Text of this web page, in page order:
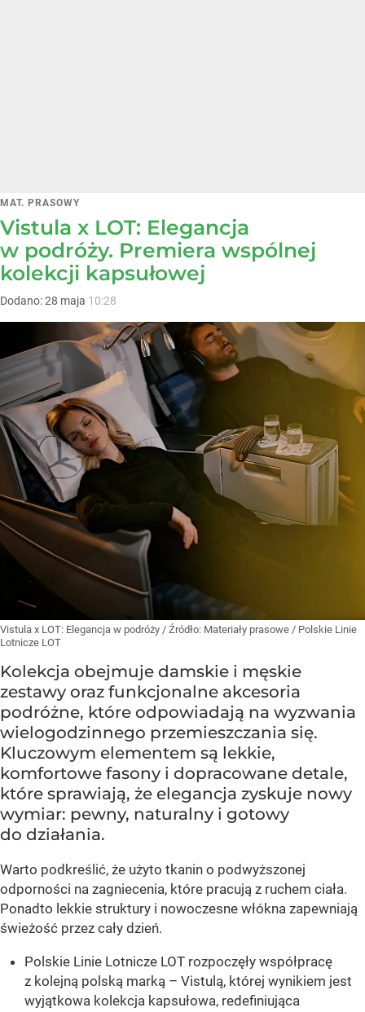
MAT. PRASOWY
Vistula x LOT: Elegancja
w podróży. Premiera wspólnej
kolekcji kapsułowej
Dodano:28 maja 10:28
Vistula x LOT: Elegancja w podróży / Źródło: Materiały prasowe / Polskie Linie
Lotnicze LOT
Kolekcja obejmuje damskie i męskie
zestawy oraz funkcjonalne akcesoria
podróżne, które odpowiadają na wyzwania
wielogodzinnego przemieszczania się.
Kluczowym elementem są lekkie,
komfortowe fasony i dopracowane detale,
które sprawiają, że elegancja zyskuje nowy
wymiar: pewny, naturalny i gotowy
do działania.
Warto podkreślić, że użyto tkanin o podwyższonej
odporności na zagniecenia, które pracują z ruchem ciała.
Ponadto lekkie struktury i nowoczesne włókna zapewniają
świeżość przez cały dzień.
Polskie Linie Lotnicze LOT rozpoczęły współpracę
z kolejną polską marką – Vistulą, której wynikiem jest
wyjątkowa kolekcja kapsułowa, redefiniująca